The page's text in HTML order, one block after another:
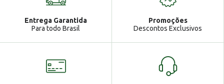
Entrega Garantida
Para todo Brasil
Promoções
Descontos Exclusivos
Ga Atendimento
Gabrielle